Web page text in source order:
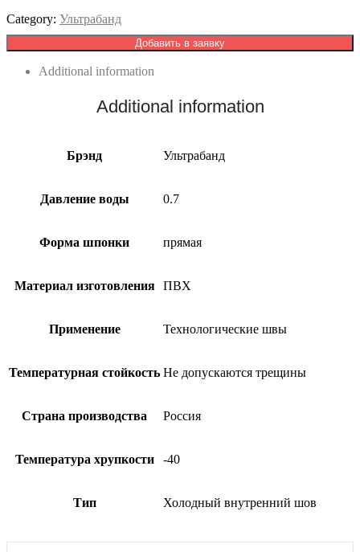
Category: Ультрабанд
Добавить в заявку
Additional information
Additional information
Брэнд Ультрабанд
Давление воды 0.7
Форма шпонки прямая
Материал изготовления ПВХ
Применение Технологические швы
Температурная стойкость Не допускаются трещины
Страна производства Россия
Температура хрупкости -40
Тип Холодный внутренний шов